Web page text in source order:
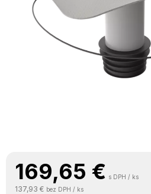
169,65 € s DPH / ks
137,93 € bez DPH / ks